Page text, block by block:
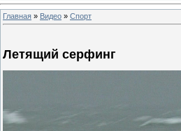
Главная » Видео » Спорт
Летящий серфинг